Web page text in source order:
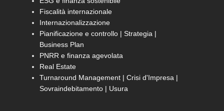
Fiscalità internazionale
Internazionalizzazione
Pianificazione e controllo | Strategia |
Business Plan
PNRR e finanza agevolata
Real Estate
Turnaround Management | Crisi d'Impresa |
Sovraindebitamento | Usura